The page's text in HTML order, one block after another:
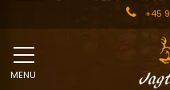
+45
MENU